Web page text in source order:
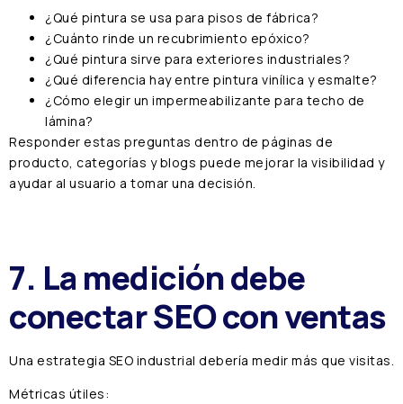
¿Qué pintura se usa para pisos de fábrica?
¿Cuánto rinde un recubrimiento epóxico?
¿Qué pintura sirve para exteriores industriales?
¿Qué diferencia hay entre pintura vinílica y esmalte?
¿Cómo elegir un impermeabilizante para techo de
lámina?
Responder estas preguntas dentro de páginas de
producto, categorías y blogs puede mejorar la visibilidad y
ayudar al usuario a tomar una decisión.
7. La medición debe
conectar SEO con ventas
Una estrategia SEO industrial debería medir más que visitas.
Métricas útiles: